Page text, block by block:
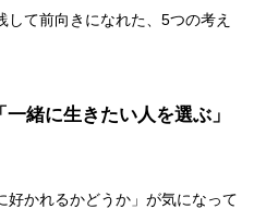
て前向きになれた、5つの考え
緒に生きたい人を選ぶ」
好かれるかどうか」が気になって